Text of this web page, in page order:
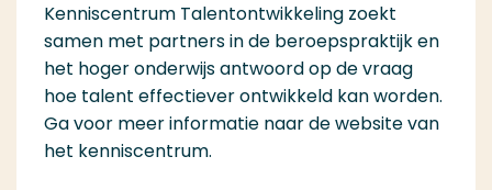
Kenniscentrum Talentontwikkeling zoekt
samen met partners in de beroepspraktijk en
het hoger onderwijs antwoord op de vraag
hoe talent effectiever ontwikkeld kan worden.
Ga voor meer informatie naar de website van
het kenniscentrum.